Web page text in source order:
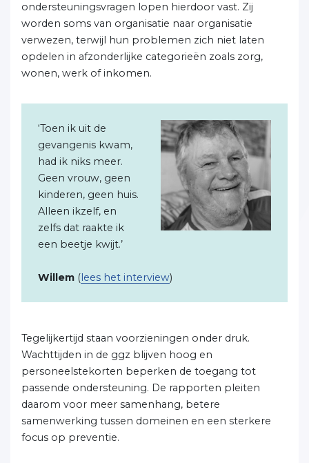
ondersteuningsvragen lopen hierdoor vast. Zij
worden soms van organisatie naar organisatie
verwezen, terwijl hun problemen zich niet laten
opdelen in afzonderlijke categorieën zoals zorg,
wonen, werk of inkomen.
‘Toen ik uit de
gevangenis kwam,
had ik niks meer.
Geen vrouw, geen
kinderen, geen huis.
Alleen ikzelf, en
zelfs dat raakte ik
een beetje kwijt.’
Willem (lees het interview)
Tegelijkertijd staan voorzieningen onder druk.
Wachttijden in de ggz blijven hoog en
personeelstekorten beperken de toegang tot
passende ondersteuning. De rapporten pleiten
daarom voor meer samenhang, betere
samenwerking tussen domeinen en een sterkere
focus op preventie.